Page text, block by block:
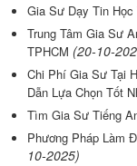
Gia Sư Dạy Tin
Trung Tâm Gia Sư
TPHCM (20-10-
Chi Phí Gia Sư Tại
Dẫn Lựa Chọn Tốt
Tìm Gia Sư Tiếng
Phương Pháp Làm
10-2025)